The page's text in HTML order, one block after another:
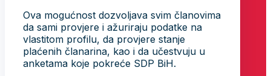
Ova mogućnost dozvoljava svim članovima
da sami provjere i ažuriraju podatke na
vlastitom profilu, da provjere stanje
plaćenih članarina, kao i da učestvuju u
anketama koje pokreće SDP BiH.